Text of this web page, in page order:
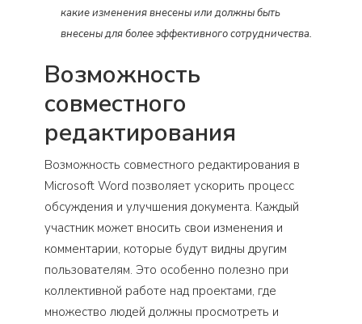
какие изменения внесены или должны быть
внесены для более эффективного сотрудничества.
Возможность
совместного
редактирования
Возможность совместного редактирования в
Microsoft Word позволяет ускорить процесс
обсуждения и улучшения документа. Каждый
участник может вносить свои изменения и
комментарии, которые будут видны другим
пользователям. Это особенно полезно при
коллективной работе над проектами, где
множество людей должны просмотреть и